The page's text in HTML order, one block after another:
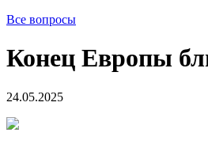
Все вопросы
Конец Европы
24.05.2025